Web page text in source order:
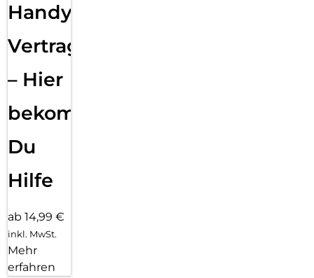
Handy
Vertragsabwicklung
– Hier
bekommst
Du
Hilfe
ab 14,99 €
inkl. MwSt.
Mehr
erfahren